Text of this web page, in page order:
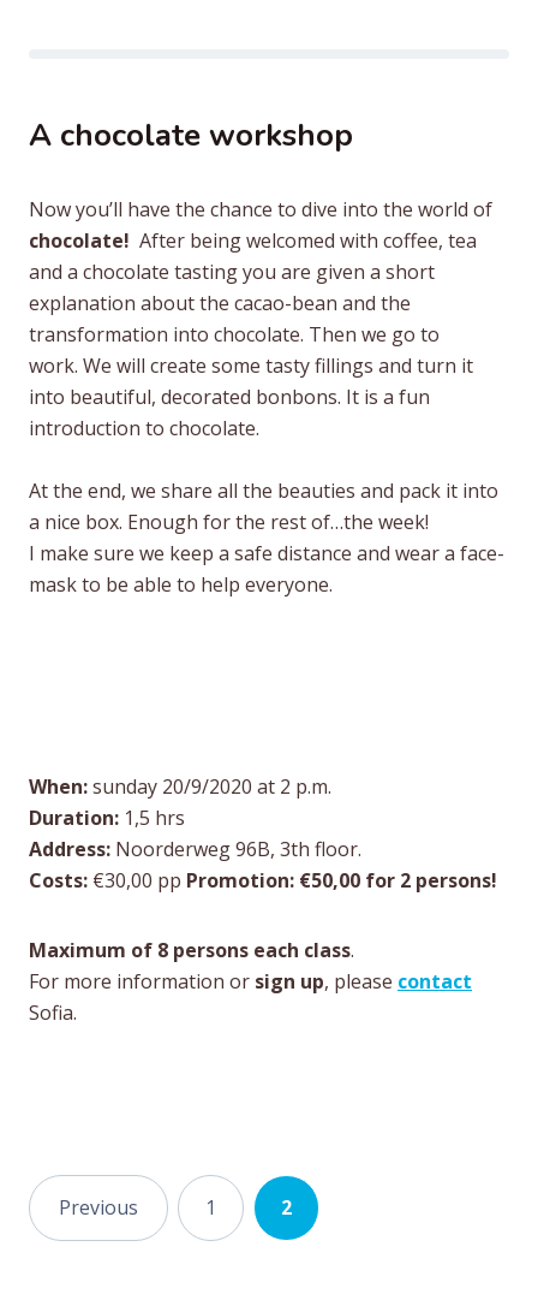
A chocolate workshop
Now you’ll have the chance to dive into the world of
chocolate! After being welcomed with coffee, tea
and a chocolate tasting you are given a short
explanation about the cacao-bean and the
transformation into chocolate. Then we go to
work. We will create some tasty fillings and turn it
into beautiful, decorated bonbons. It is a fun
introduction to chocolate.
At the end, we share all the beauties and pack it into
a nice box. Enough for the rest of…the week!
I make sure we keep a safe distance and wear a face-
mask to be able to help everyone.
When:sunday 20/9/2020 at 2 p.m.
Duration: 1,5 hrs
Address: Noorderweg 96B, 3th floor.
Costs: €30,00 pp Promotion: €50,00 for 2 persons!
Maximum of 8 persons each class.
For more information or sign up, please contact
Sofia.
Posts
navigation
Previous 1 2